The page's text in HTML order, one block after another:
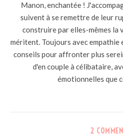
Manon, enchantée !
suivent à se remettre de leur
construire par elles-mêmes la
méritent. Toujours avec empathie
conseils pour affronter plus
d'en couple à célibataire,
émotionnelles que
2